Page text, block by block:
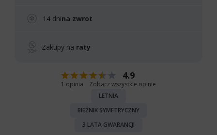
14 dnina zwrot
Zakupy na raty
4.9
1 opinia
Zobacz wszystkie opinie
LETNIA
BIEŻNIK SYMETRYCZNY
3 LATA GWARANCJI